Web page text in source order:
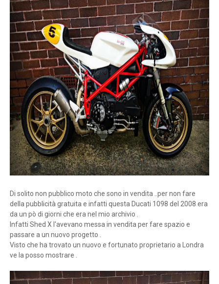
Di solito non pubblico moto che sono in vendita ..per non fare
della pubblicità gratuita e infatti questa Ducati 1098 del 2008 era
da un pò di giorni che era nel mio archivio .
Infatti Shed X l'avevano messa in vendita per fare spazio e
passare a un nuovo progetto .
Visto che ha trovato un nuovo e fortunato proprietario a Londra
ve la posso mostrare .